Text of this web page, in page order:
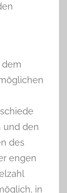
dem
und den
des
engen
in